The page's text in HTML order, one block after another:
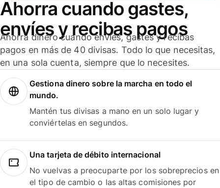
Ahorra cuando gastes,
envíes y recibas pagos
Ahorra dinero cuando envíes, gastes y recibas
pagos en más de 40 divisas. Todo lo que necesitas,
en una sola cuenta, siempre que lo necesites.
Gestiona dinero sobre la marcha en todo el
mundo.
Mantén tus divisas a mano en un solo lugar y
conviértelas en segundos.
Una tarjeta de débito internacional
No vuelvas a preocuparte por los sobreprecios en
el tipo de cambio o las altas comisiones por